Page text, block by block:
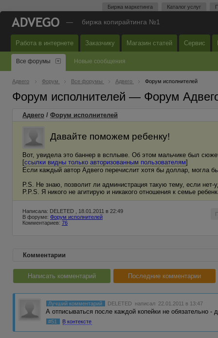
Биржа маркетинга Каталог услуг
— биржа копирайтинга №1
Работа в интернете Заказчику Магазин статей Сервис
Все форумы Новые сообщения
Адвего Форум Все форумы Адвего Форум исполнителей
Форум исполнителей — Форум
Адвего / Форум исполнителей
Давайте поможем ребенку!
Вот, увидела это баннер в всплыве. Об этом мальчике был
[ссылки видны только авторизованным пользователям]
Если каждый автор Адвего перечислит хотя бы доллар, могла
P.S. Не знаю, позволит ли администрация такую тему, если
P.P.S. Я никого не агитирую и никакого отношения к семье
Написала: DELETED , 18.01.2011 в 22:49
В форуме: Форум исполнителей
Комментариев: 76
Комментарии
Написать комментарий Последние комментарии
Лучший комментарий DELETED написал 22.01.2011 в 13:47
А отписываться после каждой копейки не обязательно
#51 В контексте